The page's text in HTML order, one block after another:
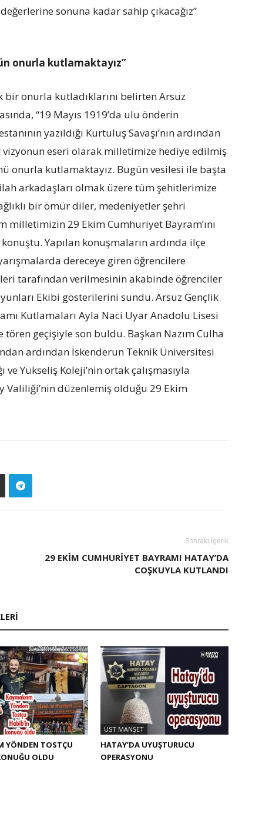
sonuna kadar sahip çıkacağız”
onurla kutlamaktayız”
onurla kutladıklarını belirten Arsuz
“19 Mayıs 1919’da ulu önderin
yazıldığı Kurtuluş Savaşı’nın ardından
eseri olarak milletimize hediye edilmiş
onurla kutlamaktayız. Bugün vesilesi ile başta
arkadaşları olmak üzere tüm şehitlerimize
bir ömür diler, medeniyetler şehri
milletimizin 29 Ekim Cumhuriyet Bayram’ını
Yapılan konuşmaların ardında ilçe
dereceye giren öğrencilere
tarafından verilmesinin akabinde öğrenciler
Ekibi gösterilerini sundu. Arsuz Gençlik
Kutlamaları Ayla Naci Uyar Anadolu Lisesi
geçişiyle son buldu. Başkan Nazım Culha
ardından İskenderun Teknik Üniversitesi
ve Yükseliş Koleji’nin ortak çalışmasıyla
Valiliği’nin düzenlemiş olduğu 29 Ekim
Sonraki İçerik
29 EKİM CUMHURİYET BAYRAMI HATAY’DA
COŞKUYLA KUTLANDI
YÖNDEN TOSTÇU
OLDU
ÜST MANŞET
HATAY’DA UYUŞTURUCU
OPERASYONU